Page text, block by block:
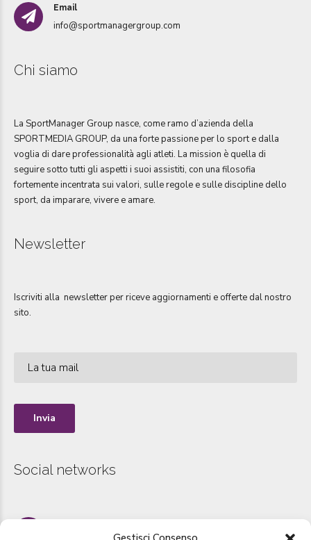
Email
info@sportmanagergroup.com
Chi siamo
La SportManager Group nasce, come ramo d’azienda della
SPORTMEDIA GROUP, da una forte passione per lo sport e dalla
voglia di dare professionalità agli atleti. La mission è quella di
seguire sotto tutti gli aspetti i suoi assistiti, con una filosofia
fortemente incentrata sui valori, sulle regole e sulle discipline dello
sport, da imparare, vivere e amare.
Newsletter
Iscriviti alla newsletter per riceve aggiornamenti e offerte dal nostro
sito.
Social networks